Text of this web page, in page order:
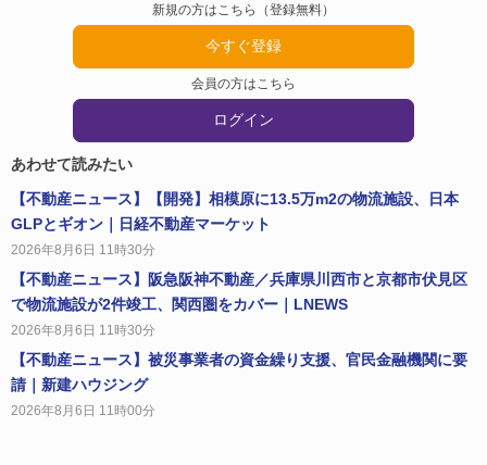
新規の方はこちら（登録無料）
今すぐ登録
会員の方はこちら
ログイン
あわせて読みたい
【不動産ニュース】【開発】相模原に13.5万m2の物流施設、日本
GLPとギオン｜日経不動産マーケット
2026年8月6日 11時30分
【不動産ニュース】阪急阪神不動産／兵庫県川西市と京都市伏見区
で物流施設が2件竣工、関西圏をカバー｜LNEWS
2026年8月6日 11時30分
【不動産ニュース】被災事業者の資金繰り支援、官民金融機関に要
請｜新建ハウジング
2026年8月6日 11時00分